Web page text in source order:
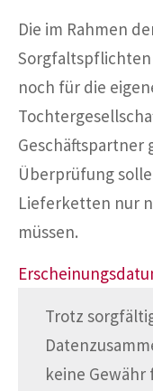
Die im Rahmen
noch für die
Geschäftspartner
Überprüfung
Lieferketten nur
müssen.
Trotz
keine